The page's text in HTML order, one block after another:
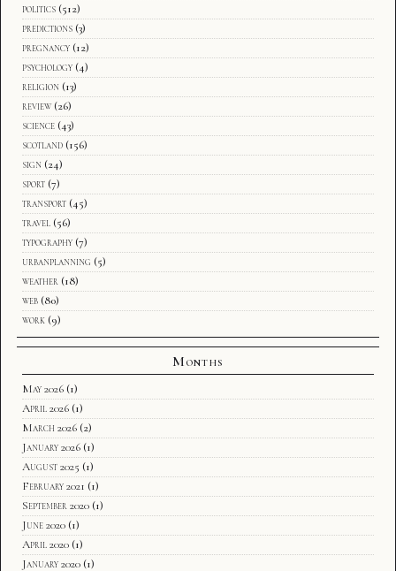
politics (512)
predictions (3)
pregnancy (12)
psychology (4)
religion (13)
review (26)
science (43)
scotland (156)
sign (24)
sport (7)
transport (45)
travel (56)
typography (7)
urbanplanning (5)
weather (18)
web (80)
work (9)
Months
May 2026 (1)
April 2026 (1)
March 2026 (2)
January 2026 (1)
August 2025 (1)
February 2021 (1)
September 2020 (1)
June 2020 (1)
April 2020 (1)
January 2020 (1)